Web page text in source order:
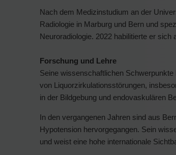
Nach dem Medizinstudium an der
Radiologie in Marburg und Bern und
Neuroradiologie. 2022 habilitierte er
Forschung und Lehre
Seine wissenschaftlichen
von Liquorzirkulationsstörungen,
in der Bildgebung und endovaskulären
In den vergangenen Jahren sind aus
Hypotension hervorgegangen. Sein
und weist eine hohe internationale